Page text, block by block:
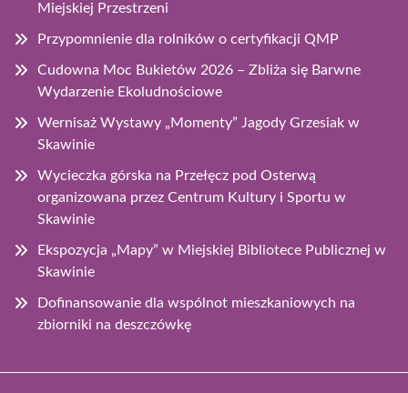
Miejskiej Przestrzeni
Przypomnienie dla rolników o certyfikacji QMP
Cudowna Moc Bukietów 2026 – Zbliża się Barwne
Wydarzenie Ekoludnościowe
Wernisaż Wystawy „Momenty” Jagody Grzesiak w
Skawinie
Wycieczka górska na Przełęcz pod Osterwą
organizowana przez Centrum Kultury i Sportu w
Skawinie
Ekspozycja „Mapy” w Miejskiej Bibliotece Publicznej w
Skawinie
Dofinansowanie dla wspólnot mieszkaniowych na
zbiorniki na deszczówkę